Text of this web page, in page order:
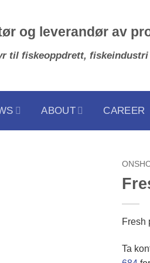
og leverandør av
til fiskeoppdrett,
ABOUT CAREER
Fresh
Ta